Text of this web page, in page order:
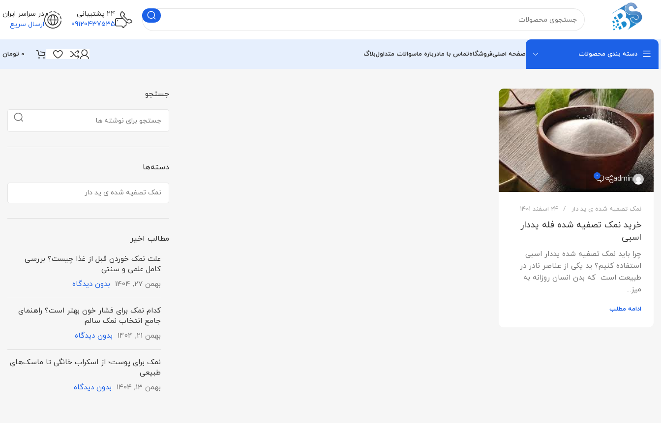
24 پشتیبانی
09120437535
در سراسر ایران
ارسال سریع
دسته بندی محصولات صفحه اصلیفروشگاهتماس با مادرباره ماسوالات متداولبلاگ 0 تومان
admin
0
نمک تصفیه شده ی ید دار 24 اسفند 1401
خرید نمک تصفیه شده فله یددار
اسبی
چرا باید نمک تصفیه شده یددار اسبی
استفاده کنیم؟ ید یکی از عناصر نادر در
طبیعت است که بدن انسان روزانه به
میز...
ادامه مطلب
جستجو
دسته‌ها
مطالب اخیر
علت نمک خوردن قبل از غذا چیست؟ بررسی
کامل علمی و سنتی
بهمن 27, 1404
بدون دیدگاه
کدام نمک برای فشار خون بهتر است؟ راهنمای
جامع انتخاب نمک سالم
بهمن 21, 1404
بدون دیدگاه
نمک برای پوست؛ از اسکراب خانگی تا ماسک‌های
طبیعی
بهمن 13, 1404
بدون دیدگاه